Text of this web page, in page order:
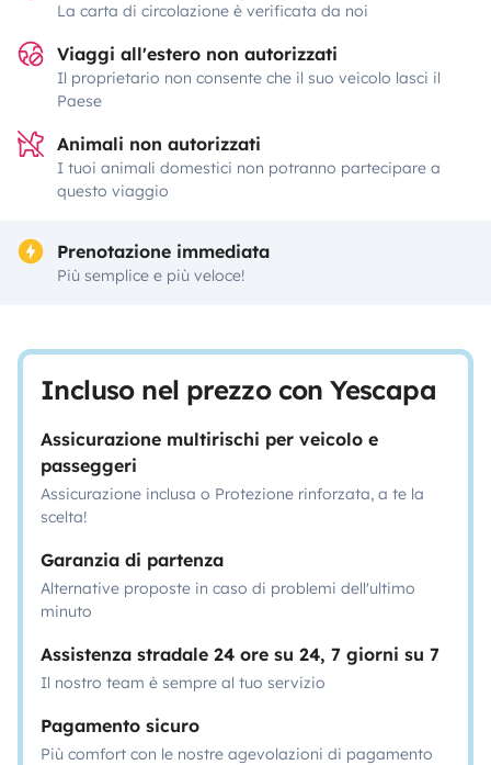
La carta di circolazione è verificata da noi
Viaggi all'estero non autorizzati
Il proprietario non consente che il suo veicolo lasci il
Paese
Animali non autorizzati
I tuoi animali domestici non potranno partecipare a
questo viaggio
Prenotazione immediata
Più semplice e più veloce!
Incluso nel prezzo con Yescapa
Assicurazione multirischi per veicolo e
passeggeri
Assicurazione inclusa o Protezione rinforzata, a te la
scelta!
Garanzia di partenza
Alternative proposte in caso di problemi dell'ultimo
minuto
Assistenza stradale 24 ore su 24, 7 giorni su 7
Il nostro team è sempre al tuo servizio
Pagamento sicuro
Più comfort con le nostre agevolazioni di pagamento